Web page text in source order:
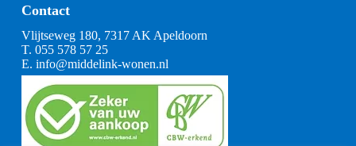
Contact
Vlijtseweg 180, 7317 AK Apeldoorn
T. 055 578 57 25
E. info@middelink-wonen.nl